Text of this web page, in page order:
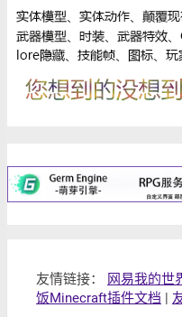
友情链接： 网易我的世
饭Minecraft插件文档 |